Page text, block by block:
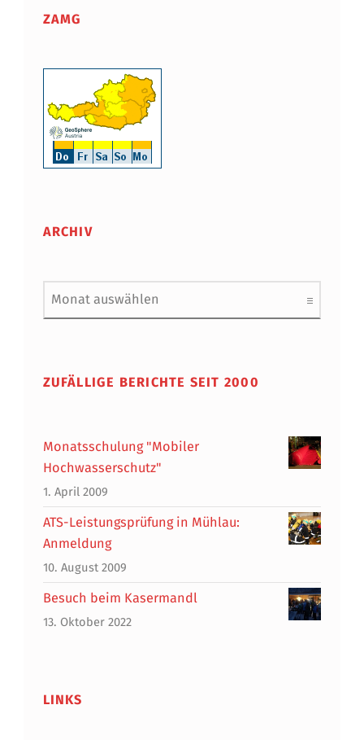
ZAMG
ARCHIV
Archiv
ZUFÄLLIGE BERICHTE SEIT 2000
Monatsschulung "Mobiler
Hochwasserschutz"
1. April 2009
ATS-Leistungsprüfung in Mühlau:
Anmeldung
10. August 2009
Besuch beim Kasermandl
13. Oktober 2022
LINKS